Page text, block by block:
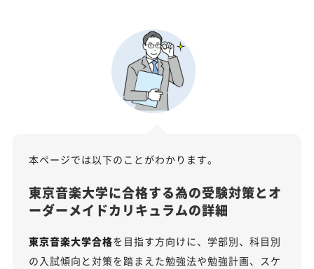
本ページでは以下のことがわかります。
東京音楽大学に合格する為の受験対策とオ
ーダーメイドカリキュラムの詳細
東京音楽大学合格を目指す方向けに、学部別、科目別
の入試傾向と対策を踏まえた勉強法や勉強計画、スケ